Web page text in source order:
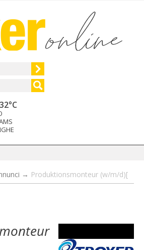
32°C
→ Produktionsmonteur (w/m/d)[